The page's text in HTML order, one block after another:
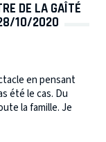
DE LA GAÎTÉ
10/2020
en pensant
été le cas. Du
la famille. Je